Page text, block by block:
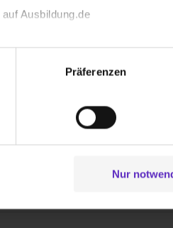
Ausbildung.de
technischen Funktion unserer
zu speichern (
zu deiner Verwendung
möglicherweise mit
der separaten Aktivierung von
Präferenzen
Nur